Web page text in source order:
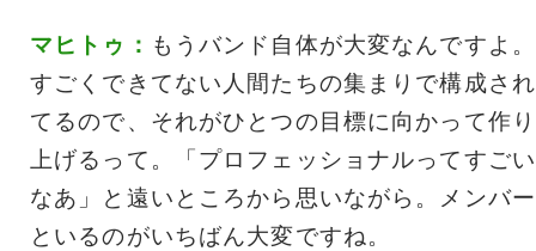
マヒトゥ： もうバンド自体が大変なんですよ。
すごくできてない人間たちの集まりで構成され
てるので、それがひとつの目標に向かって作り
上げるって。「プロフェッショナルってすごい
なあ」と遠いところから思いながら。メンバー
といるのがいちばん大変ですね。